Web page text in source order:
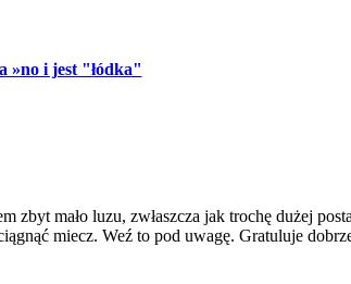
»no i jest "łódka"
zbyt mało luzu, zwłaszcza jak trochę dużej
miecz. Weź to pod uwagę. Gratuluje